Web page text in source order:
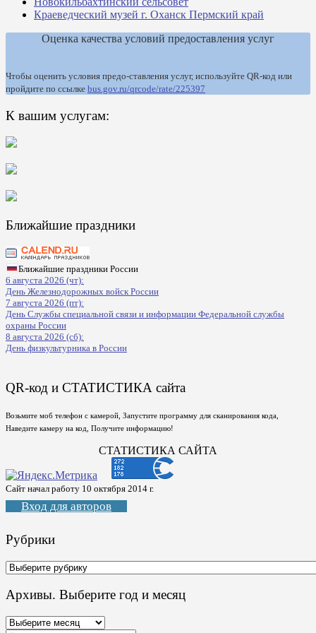
Краеведческий музей г. Оханск Пермский край
Оценка качества условий предоставления услуг
Чтобы оценить условия предо-ставления услуг, используйте QR-код или
пройдите по ссылке bus.gov.ru/qrcode/rate/225397
К вашим услугам:
Ближайшие праздники
Ближайшие праздники России
6 августа 2026 (чт):
День Железнодорожных войск России
7 августа 2026 (пт):
День Службы специальной связи и информации Федеральной службы
охраны России
8 августа 2026 (сб):
День физкультурника в России
QR-код и СТАТИСТИКА сайта
Возьмите моб телефон с камерой, Запустите программу для сканирования кода,
Наведите камеру на код, Получите информацию!
СТАТИСТИКА САЙТА
Сайт начал работу 10 октября 2014 г.
Вход для авторов
Рубрики
Рубрики
Архивы. Выберите год и месяц
Архивы.